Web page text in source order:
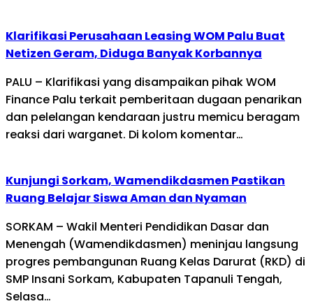
Klarifikasi Perusahaan Leasing WOM Palu Buat
Netizen Geram, Diduga Banyak Korbannya
PALU – Klarifikasi yang disampaikan pihak WOM
Finance Palu terkait pemberitaan dugaan penarikan
dan pelelangan kendaraan justru memicu beragam
reaksi dari warganet. Di kolom komentar…
Kunjungi Sorkam, Wamendikdasmen Pastikan
Ruang Belajar Siswa Aman dan Nyaman
SORKAM – Wakil Menteri Pendidikan Dasar dan
Menengah (Wamendikdasmen) meninjau langsung
progres pembangunan Ruang Kelas Darurat (RKD) di
SMP Insani Sorkam, Kabupaten Tapanuli Tengah,
Selasa…